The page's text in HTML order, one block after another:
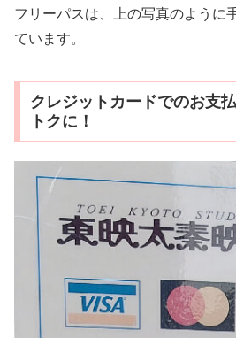
フリーパスは、上の写真のように
ています。
クレジットカードでのお支
トクに！